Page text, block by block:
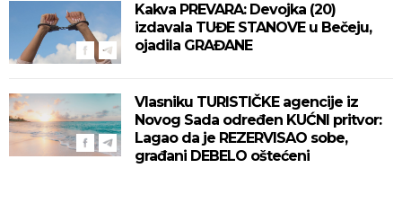
Kakva PREVARA: Devojka (20)
izdavala TUĐE STANOVE u Bečeju,
ojadila GRAĐANE
Vlasniku TURISTIČKE agencije iz
Novog Sada određen KUĆNI pritvor:
Lagao da je REZERVISAO sobe,
građani DEBELO oštećeni